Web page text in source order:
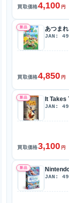
買取価格4,100 円
新品 あつま
JAN:
買取価格4,850 円
新品 It Takes
JAN:
買取価格3,100 円
新品
JAN: